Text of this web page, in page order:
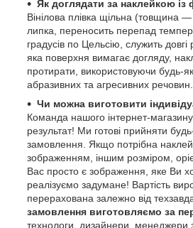
Як доглядати за наклейкою
Вінілова плівка щільна (товщина —
липка, переносить перепад
градусів по Цельсію, служить
яка поверхня вимагає догляду,
протирати, використовуючи будь-
абразивних та агресивних речовин.
Чи можна виготовити
Команда нашого інтернет-
результат! Ми готові прийняти
замовлення. Якщо потрібна
зображенням, іншим розміром,
Вас просто є зображення, яке Ви
реалізуємо задумане! Вартість
перерахована залежно від
замовлення виготовляємо за
технологи, дизайнери, менеджери